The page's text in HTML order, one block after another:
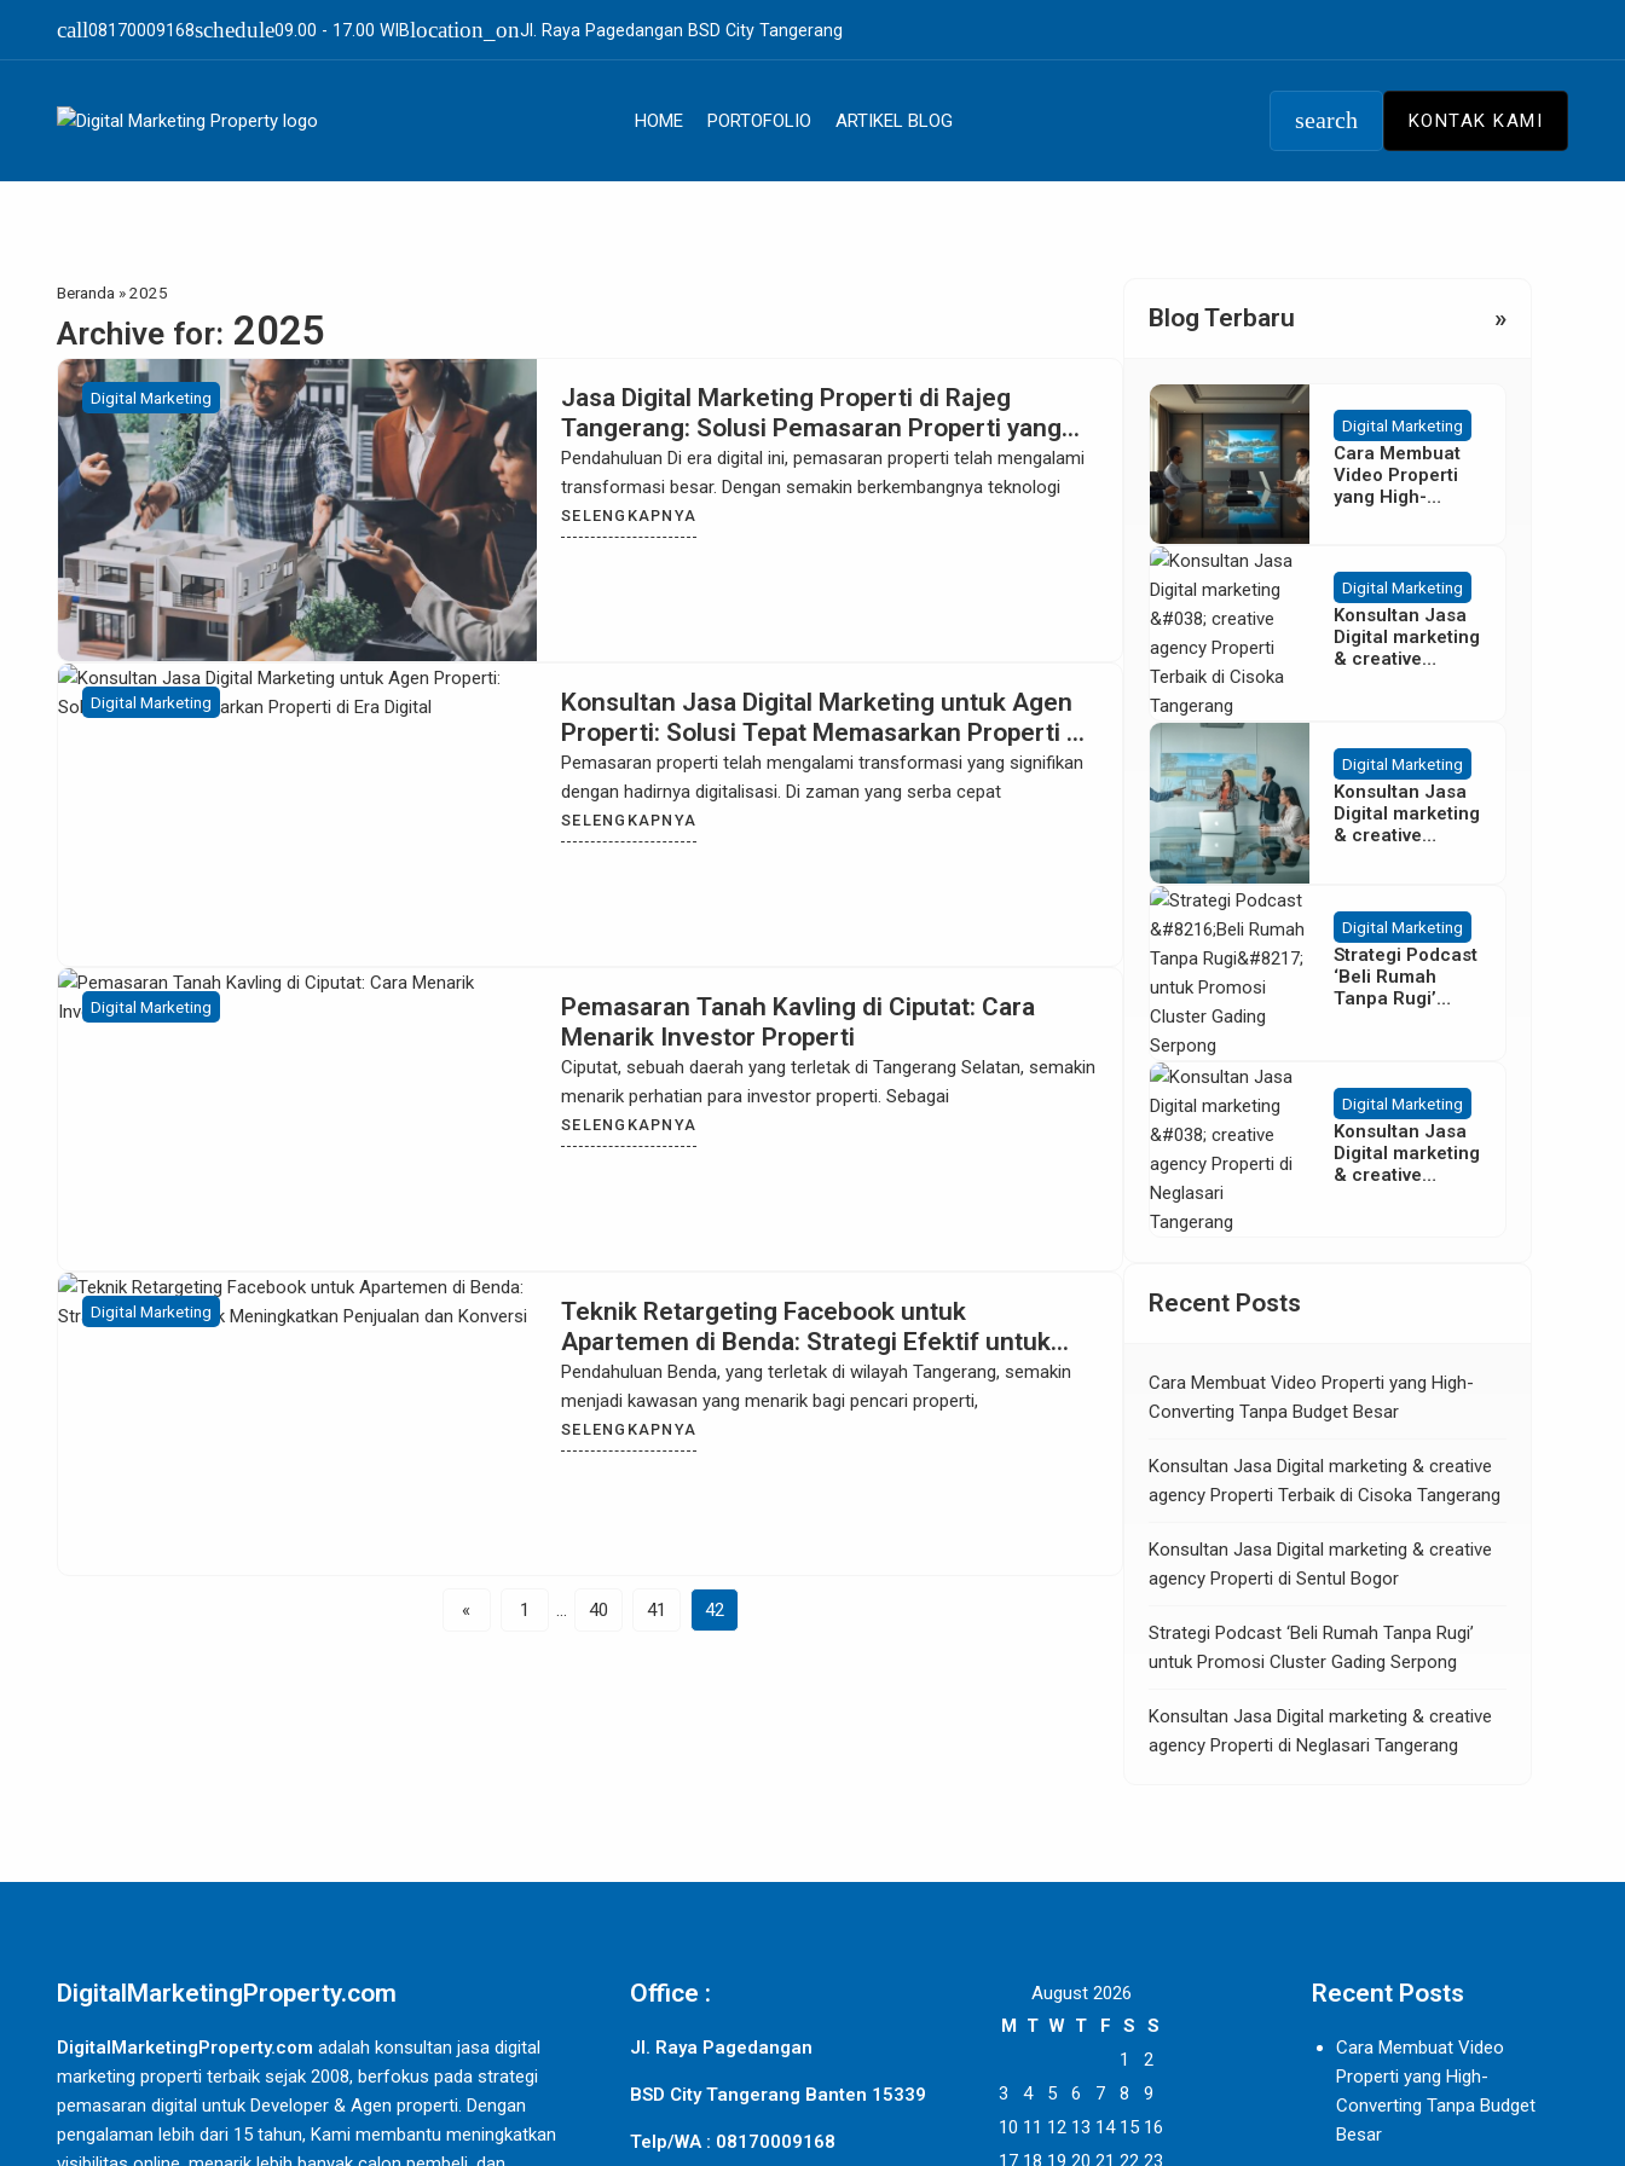
call08170009168schedule09.00 - 17.00 WIBlocation_onJl. Raya Pagedangan BSD City Tangerang
HOME PORTOFOLIO ARTIKEL BLOG search KONTAK KAMI
Beranda »2025
Archive for: 2025
Digital Marketing
Jasa Digital Marketing Properti di Rajeg
Tangerang: Solusi Pemasaran Properti yang
Efektif
Pendahuluan Di era digital ini, pemasaran properti telah mengalami
transformasi besar. Dengan semakin berkembangnya teknologi
SELENGKAPNYA
Digital Marketing
Konsultan Jasa Digital Marketing untuk Agen
Properti: Solusi Tepat Memasarkan Properti di
Era Digital
Pemasaran properti telah mengalami transformasi yang signifikan
dengan hadirnya digitalisasi. Di zaman yang serba cepat
SELENGKAPNYA
Digital Marketing
Pemasaran Tanah Kavling di Ciputat: Cara
Menarik Investor Properti
Ciputat, sebuah daerah yang terletak di Tangerang Selatan, semakin
menarik perhatian para investor properti. Sebagai
SELENGKAPNYA
Digital Marketing
Teknik Retargeting Facebook untuk
Apartemen di Benda: Strategi Efektif untuk
Meningkatkan Penjualan dan Konversi
Pendahuluan Benda, yang terletak di wilayah Tangerang, semakin
menjadi kawasan yang menarik bagi pencari properti,
SELENGKAPNYA
« 1 … 40 41 42
Blog Terbaru »
Digital Marketing
Cara Membuat
Video Properti
yang High-
Digital Marketing
Konsultan Jasa
Digital marketing
& creative
Tangerang
Digital Marketing
Konsultan Jasa
Digital marketing
& creative
Digital Marketing
Strategi Podcast
‘Beli Rumah
Tanpa Rugi’
Digital Marketing
Konsultan Jasa
Digital marketing
& creative
Recent Posts
Cara Membuat Video Properti yang High-
Converting Tanpa Budget Besar
Konsultan Jasa Digital marketing & creative
agency Properti Terbaik di Cisoka Tangerang
Konsultan Jasa Digital marketing & creative
agency Properti di Sentul Bogor
Strategi Podcast ‘Beli Rumah Tanpa Rugi’
untuk Promosi Cluster Gading Serpong
Konsultan Jasa Digital marketing & creative
agency Properti di Neglasari Tangerang
DigitalMarketingProperty.com
DigitalMarketingProperty.com adalah konsultan jasa digital
marketing properti terbaik sejak 2008, berfokus pada strategi
pemasaran digital untuk Developer & Agen properti. Dengan
pengalaman lebih dari 15 tahun, Kami membantu meningkatkan
Office :
Jl. Raya Pagedangan
BSD City Tangerang Banten 15339
Telp/WA : 08170009168
August 2026
M T W T F S
S
1
2
3
4 5 6 7 8
9
10 11 12 13 14 15 16
17 18 19 20 21 22 23
Recent Posts
Cara Membuat Video
Properti yang High-
Converting Tanpa Budget
Besar